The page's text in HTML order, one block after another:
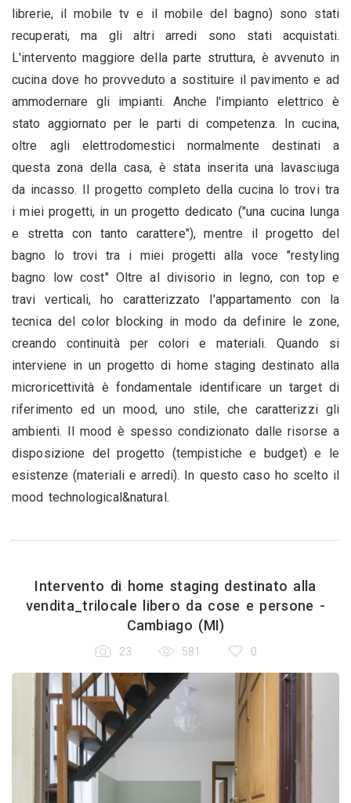
librerie, il mobile tv e il mobile del bagno) sono stati
recuperati, ma gli altri arredi sono stati acquistati.
L'intervento maggiore della parte struttura, è avvenuto in
cucina dove ho provveduto a sostituire il pavimento e ad
ammodernare gli impianti. Anche l'impianto elettrico è
stato aggiornato per le parti di competenza. In cucina,
oltre agli elettrodomestici normalmente destinati a
questa zona della casa, è stata inserita una lavasciuga
da incasso. Il progetto completo della cucina lo trovi tra
i miei progetti, in un progetto dedicato ("una cucina lunga
e stretta con tanto carattere"), mentre il progetto del
bagno lo trovi tra i miei progetti alla voce "restyling
bagno low cost" Oltre al divisorio in legno, con top e
travi verticali, ho caratterizzato l'appartamento con la
tecnica del color blocking in modo da definire le zone,
creando continuità per colori e materiali. Quando si
interviene in un progetto di home staging destinato alla
microricettività è fondamentale identificare un target di
riferimento ed un mood, uno stile, che caratterizzi gli
ambienti. Il mood è spesso condizionato dalle risorse a
disposizione del progetto (tempistiche e budget) e le
esistenze (materiali e arredi). In questo caso ho scelto il
mood technological&natural.
Intervento di home staging destinato alla
vendita_trilocale libero da cose e persone -
Cambiago (MI)
23 581 0